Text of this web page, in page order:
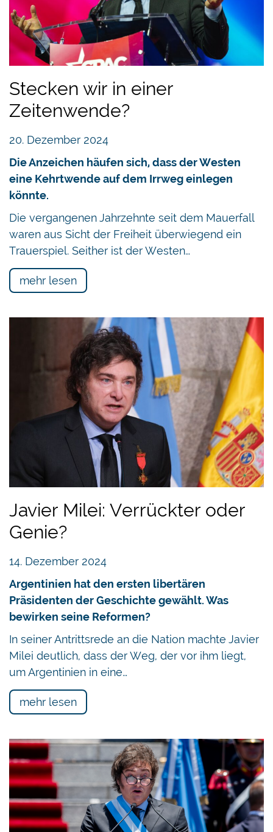
Stecken wir in einer
Zeitenwende?
20. Dezember 2024
Die Anzeichen häufen sich, dass der Westen
eine Kehrtwende auf dem Irrweg einlegen
könnte.
Die vergangenen Jahrzehnte seit dem Mauerfall
waren aus Sicht der Freiheit überwiegend ein
Trauerspiel. Seither ist der Westen…
mehr lesen
Javier Milei: Verrückter oder
Genie?
14. Dezember 2024
Argentinien hat den ersten libertären
Präsidenten der Geschichte gewählt. Was
bewirken seine Reformen?
In seiner Antrittsrede an die Nation machte Javier
Milei deutlich, dass der Weg, der vor ihm liegt,
um Argentinien in eine…
mehr lesen